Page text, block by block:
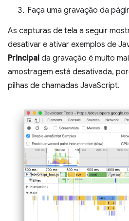
Faça uma gravação da
As capturas de tela a seguir
desativar e ativar exemplos de
Principal da gravação é muito
amostragem está desativada,
pilhas de chamadas JavaScript.